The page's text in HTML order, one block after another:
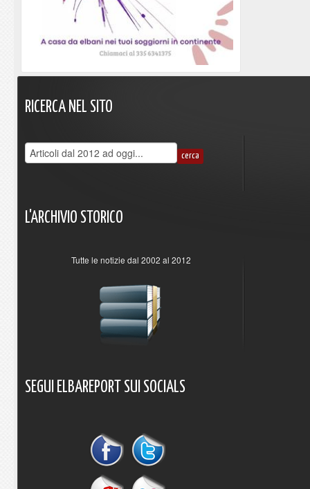
RICERCA NEL SITO
L'ARCHIVIO STORICO
Tutte le notizie dal 2002 al 2012
SEGUI ELBAREPORT SUI SOCIALS